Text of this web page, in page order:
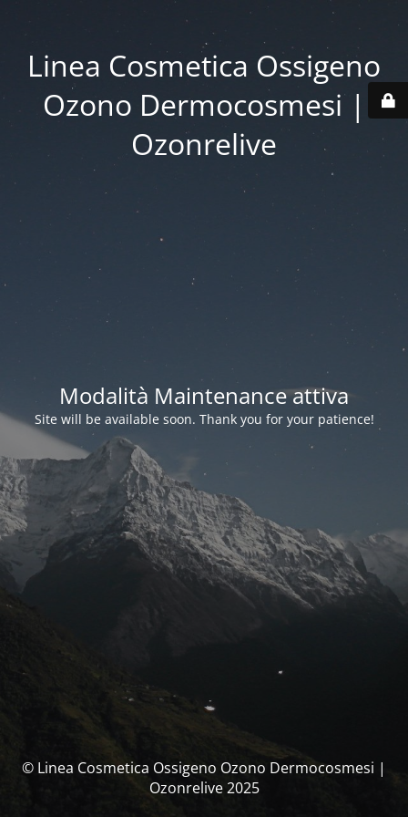
Linea Cosmetica Ossigeno
Ozono Dermocosmesi |
Ozonrelive
Modalità Maintenance attiva
Site will be available soon. Thank you for your patience!
© Linea Cosmetica Ossigeno Ozono Dermocosmesi |
Ozonrelive 2025